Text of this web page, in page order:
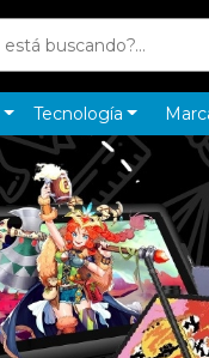
Tecnología